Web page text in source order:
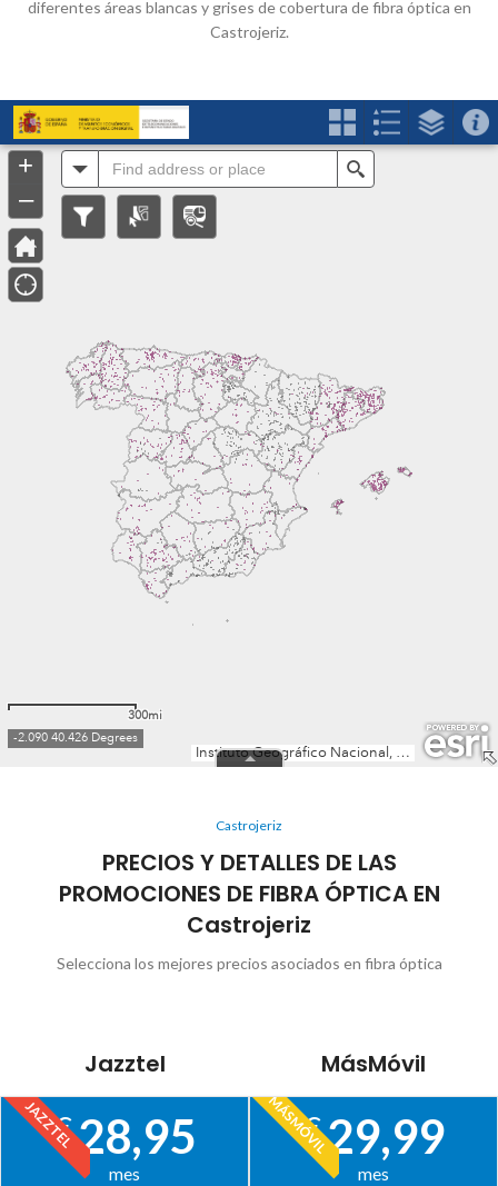
diferentes áreas blancas y grises de cobertura de fibra óptica en
Castrojeriz.
Castrojeriz
PRECIOS Y DETALLES DE LAS
PROMOCIONES DE FIBRA ÓPTICA EN
Castrojeriz
Selecciona los mejores precios asociados en fibra óptica
Jazztel
JAZZTEL
€28,95
mes
MásMóvil
MÁSMÓVIL
€29,99
mes